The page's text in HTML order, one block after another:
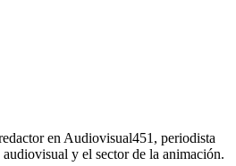
en Audiovisual451, periodista
y el sector de la animación.